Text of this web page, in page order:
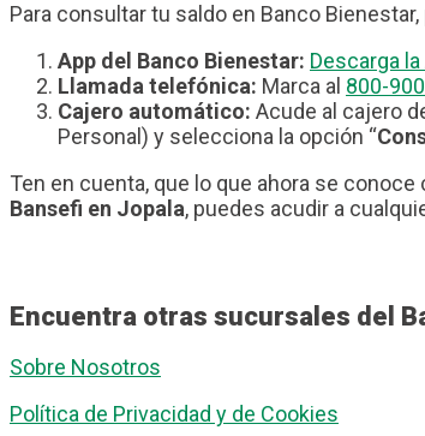
Para consultar tu saldo en Banco Bienestar,
App del Banco Bienestar: Descarga
Llamada telefónica: Marca al 800-
Cajero automático: Acude al cajero
Personal) y selecciona la opción “
Ten en cuenta, que lo que ahora se
Bansefi en Jopala, puedes acudir a
Encuentra otras sucursales del
Sobre Nosotros
Política de Privacidad y de Cookies